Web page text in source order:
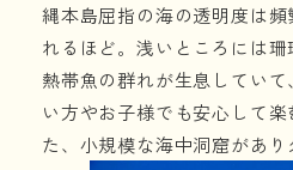
縄本島屈指の海の透明度は
れるほど。浅いところには
熱帯魚の群れが生息してい
い方やお子様でも安心して
た、小規模な海中洞窟があり